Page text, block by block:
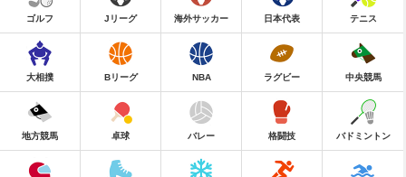
ゴルフ Jリーグ 海外サッカー 日本代表 テニス
大相撲 Bリーグ NBA ラグビー 中央競馬
地方競馬 卓球 バレー 格闘技 バドミントン